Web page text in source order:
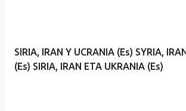
SIRIA, IRAN Y UCRANIA (Es) SYRIA,
(Es) SIRIA, IRAN ETA UKRANIA (Es)